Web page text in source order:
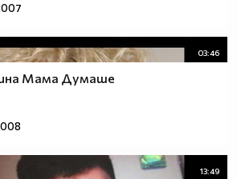
03:46
Мама Думаше
13:49